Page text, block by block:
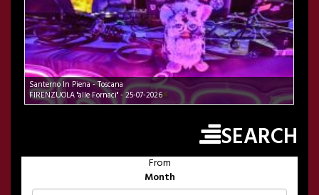
Santerno In Piena - Toscana
FIRENZUOLA "alle Fornaci" - 25-07-2026
SEARCH
From
Month